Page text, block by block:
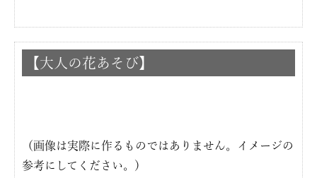
【大人の花あそび】
（画像は実際に作るものではありません。イメージの
参考にしてください。）